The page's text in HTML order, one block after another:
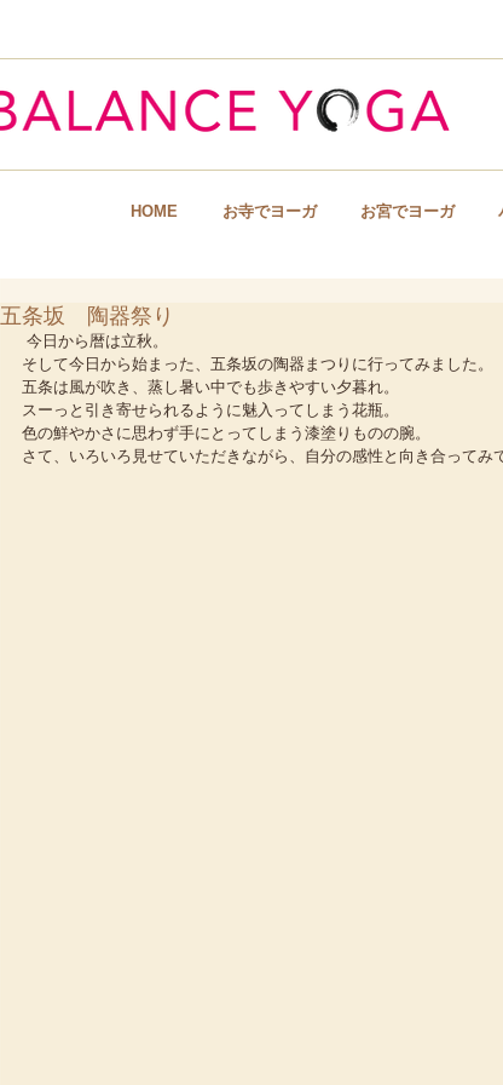
HOME お寺でヨーガ お宮でヨーガ
五条坂 陶器祭り
今日から暦は立秋。
そして今日から始まった、五条坂の陶器まつりに行ってみました。
五条は風が吹き、蒸し暑い中でも歩きやすい夕暮れ。
スーっと引き寄せられるように魅入ってしまう花瓶。
色の鮮やかさに思わず手にとってしまう漆塗りものの腕。
さて、いろいろ見せていただきながら、自分の感性と向き合ってみ